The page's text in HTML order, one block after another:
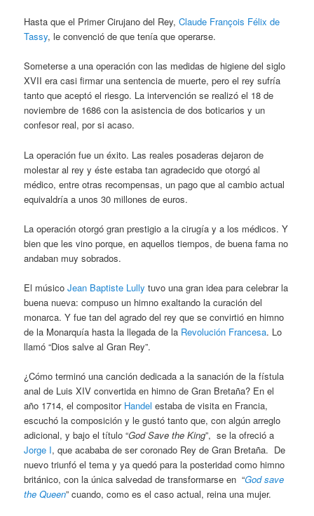
Hasta que el Primer Cirujano del Rey,Claude François Félix de
Tassy, le convenció de que tenía que operarse.
Someterse a una operación con las medidas de higiene del siglo
XVII era casi firmar una sentencia de muerte, pero el rey sufría
tanto que aceptó el riesgo. La intervención se realizó el 18 de
noviembre de 1686 con la asistencia de dos boticarios y un
confesor real, por si acaso.
La operación fue un éxito. Las reales posaderas dejaron de
molestar al rey y éste estaba tan agradecido que otorgó al
médico, entre otras recompensas, un pago que al cambio actual
equivaldría a unos 30 millones de euros.
La operación otorgó gran prestigio a la cirugía y a los médicos. Y
bien que les vino porque, en aquellos tiempos, de buena fama no
andaban muy sobrados.
El músicoJean Baptiste Lully tuvo una gran idea para celebrar la
buena nueva: compuso un himno exaltando la curación del
monarca. Y fue tan del agrado del rey que se convirtió en himno
de la Monarquía hasta la llegada de la Revolución Francesa. Lo
llamó “Dios salve al Gran Rey”.
¿Cómo terminó una canción dedicada a la sanación de la fístula
anal de Luis XIV convertida en himno de Gran Bretaña? En el
año 1714, el compositor Handel estaba de visita en Francia,
escuchó la composición y le gustó tanto que, con algún arreglo
adicional, y bajo el título “God Save the King”, se la ofreció a
Jorge I, que acababa de ser coronado Rey de Gran Bretaña. De
nuevo triunfó el tema y ya quedó para la posteridad como himno
británico, con la única salvedad de transformarse en “God save
the Queen” cuando, como es el caso actual, reina una mujer.